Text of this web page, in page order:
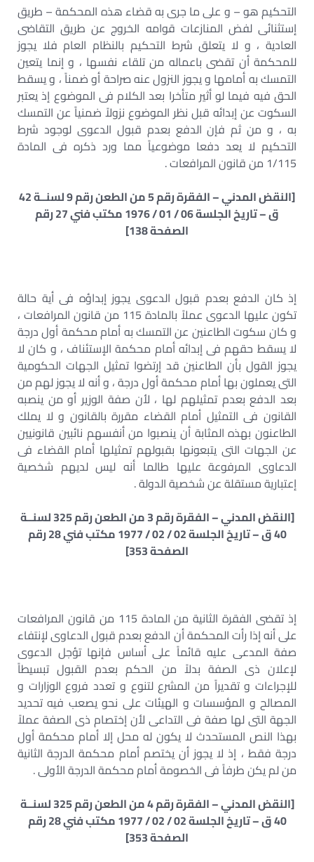
التحكيم هو – و على ما جرى به قضاء هذه المحكمة – طريق
إستثنائى لفض المنازعات قوامه الخروج عن طريق التقاضى
العادية ، و لا يتعلق شرط التحكيم بالنظام العام فلا يجوز
للمحكمة أن تقضى باعماله من تلقاء نفسها ، و إنما يتعين
التمسك به أمامها و يجوز النزول عنه صراحة أو ضمناً ، و يسقط
الحق فيه فيما لو أثير متأخرا بعد الكلام فى الموضوع إذ يعتبر
السكوت عن إبدائه قبل نظر الموضوع نزولاً ضمنياً عن التمسك
به ، و من ثم فإن الدفع بعدم قبول الدعوى لوجود شرط
التحكيم لا يعد دفعا موضوعياً مما ورد ذكره فى المادة
1/115 من قانون المرافعات .
[النقض المدني – الفقرة رقم 5 من الطعن رقم 9 لسنــة 42
ق – تاريخ الجلسة 06 / 01 / 1976 مكتب فني 27 رقم
الصفحة 138]
إذ كان الدفع بعدم قبول الدعوى يجوز إبداؤه فى أية حالة
تكون عليها الدعوى عملاً بالمادة 115 من قانون المرافعات ،
و كان سكوت الطاعنين عن التمسك به أمام محكمة أول درجة
لا يسقط حقهم فى إبدائه أمام محكمة الإستئناف ، و كان لا
يجوز القول بأن الطاعنين قد إرتضوا تمثيل الجهات الحكومية
التى يعملون بها أمام محكمة أول درجة ، و أنه لا يجوز لهم من
بعد الدفع بعدم تمثيلهم لها ، لأن صفة الوزير أو من ينصبه
القانون فى التمثيل أمام القضاء مقررة بالقانون و لا يملك
الطاعنون بهذه المثابة أن ينصبوا من أنفسهم نائبين قانونيين
عن الجهات التى يتبعونها بقبولهم تمثيلها أمام القضاء فى
الدعاوى المرفوعة عليها طالما أنه ليس لديهم شخصية
إعتبارية مستقلة عن شخصية الدولة .
[النقض المدني – الفقرة رقم 3 من الطعن رقم 325 لسنــة
40 ق – تاريخ الجلسة 02 / 02 / 1977 مكتب فني 28 رقم
الصفحة 353]
إذ تقضى الفقرة الثانية من المادة 115 من قانون المرافعات
على أنه إذا رأت المحكمة أن الدفع بعدم قبول الدعاوى لإنتفاء
صفة المدعى عليه قائماً على أساس فإنها تؤجل الدعوى
لإعلان ذى الصفة بدلاً من الحكم بعدم القبول تبسيطاً
للإجراءات و تقديراً من المشرع لتنوع و تعدد فروع الوزارات و
المصالح و المؤسسات و الهيئات على نحو يصعب فيه تحديد
الجهة التى لها صفة فى التداعى لأن إختصام ذى الصفة عملاً
بهذا النص المستحدث لا يكون له محل إلا أمام محكمة أول
درجة فقط ، إذ لا يجوز أن يختصم أمام محكمة الدرجة الثانية
من لم يكن طرفاً فى الخصومة أمام محكمة الدرجة الأولى .
[النقض المدني – الفقرة رقم 4 من الطعن رقم 325 لسنــة
40 ق – تاريخ الجلسة 02 / 02 / 1977 مكتب فني 28 رقم
الصفحة 353]